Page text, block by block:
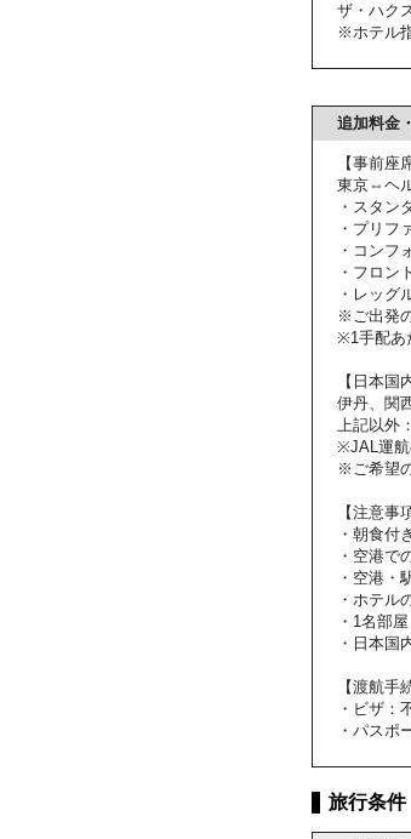
ザ・ハク
※ホテル
追加料金
【事前座
東京⇔ヘ
・スタン
・プリフ
・コンフ
・フロン
・レッグ
※ご出発
※1手配あ
【日本国
伊丹、関
上記以外
※JAL運航
※ご希望
【注意事
・朝食付
・空港で
・空港・
・ホテル
・1名部
・日本国
【渡航手
・ビザ：
・パスポ
旅行条件